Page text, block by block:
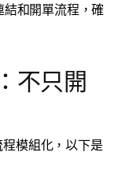
和開單流程，確
不只開
模組化，以下是